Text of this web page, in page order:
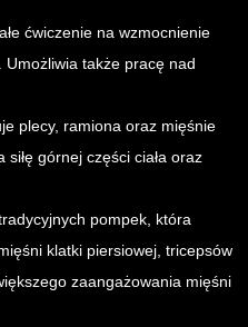
ćwiczenie na wzmocnienie
także pracę nad
plecy, ramiona oraz mięśnie
górnej części ciała oraz
pompek, która
klatki piersiowej, tricepsów
zaangażowania mięśni